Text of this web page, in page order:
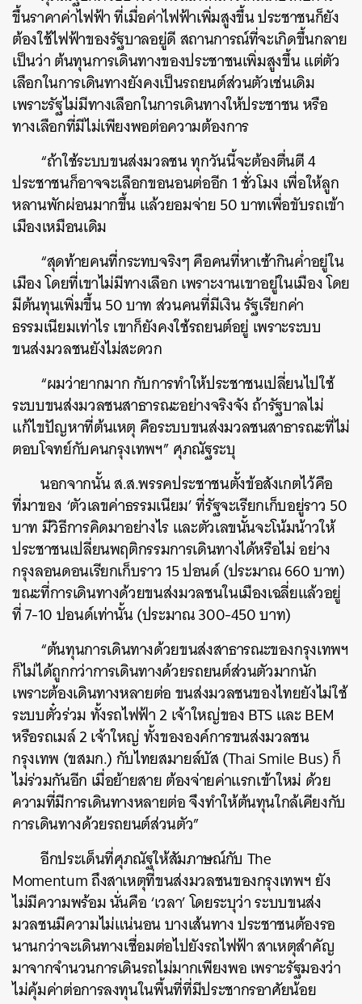
ขึ้นราคาค่าไฟฟ้า ที่เมื่อค่าไฟฟ้าเพิ่มสูงขึ้น ประชาชนก็ยัง
ต้องใช้ไฟฟ้าของรัฐบาลอยู่ดี สถานการณ์ที่จะเกิดขึ้นกลาย
เป็นว่า ต้นทุนการเดินทางของประชาชนเพิ่มสูงขึ้น แต่ตัว
เลือกในการเดินทางยังคงเป็นรถยนต์ส่วนตัวเช่นเดิม
เพราะรัฐไม่มีทางเลือกในการเดินทางให้ประชาชน หรือ
ทางเลือกที่มีไม่เพียงพอต่อความต้องการ
“ถ้าใช้ระบบขนส่งมวลชน ทุกวันนี้จะต้องตื่นตี 4
ประชาชนก็อาจจะเลือกขอนอนต่ออีก 1 ชั่วโมง เพื่อให้ลูก
หลานพักผ่อนมากขึ้น แล้วยอมจ่าย 50 บาทเพื่อขับรถเข้า
เมืองเหมือนเดิม
“สุดท้ายคนที่กระทบจริงๆ คือคนที่หาเช้ากินค่ำอยู่ใน
เมือง โดยที่เขาไม่มีทางเลือก เพราะงานเขาอยู่ในเมือง โดย
มีต้นทุนเพิ่มขึ้น 50 บาท ส่วนคนที่มีเงิน รัฐเรียกค่า
ธรรมเนียมเท่าไร เขาก็ยังคงใช้รถยนต์อยู่ เพราะระบบ
ขนส่งมวลชนยังไม่สะดวก
“ผมว่ายากมาก กับการทำให้ประชาชนเปลี่ยนไปใช้
ระบบขนส่งมวลชนสาธารณะอย่างจริงจัง ถ้ารัฐบาลไม่
แก้ไขปัญหาที่ต้นเหตุ คือระบบขนส่งมวลชนสาธารณะที่ไม่
ตอบโจทย์กับคนกรุงเทพฯ” ศุภณัฐระบุ
นอกจากนั้น ส.ส.พรรคประชาชนตั้งข้อสังเกตไว้คือ
ที่มาของ ‘ตัวเลขค่าธรรมเนียม’ ที่รัฐจะเรียกเก็บอยู่ราว 50
บาท มีวิธีการคิดมาอย่างไร และตัวเลขนั้นจะโน้มน้าวให้
ประชาชนเปลี่ยนพฤติกรรมการเดินทางได้หรือไม่ อย่าง
กรุงลอนดอนเรียกเก็บราว 15 ปอนด์ (ประมาณ 660 บาท)
ขณะที่การเดินทางด้วยขนส่งมวลชนในเมืองเฉลี่ยแล้วอยู่
ที่ 7-10 ปอนด์เท่านั้น (ประมาณ 300-450 บาท)
“ต้นทุนการเดินทางด้วยขนส่งสาธารณะของกรุงเทพฯ
ก็ไม่ได้ถูกกว่าการเดินทางด้วยรถยนต์ส่วนตัวมากนัก
เพราะต้องเดินทางหลายต่อ ขนส่งมวลชนของไทยยังไม่ใช้
ระบบตั๋วร่วม ทั้งรถไฟฟ้า 2 เจ้าใหญ่ของ BTS และ BEM
หรือรถเมล์ 2 เจ้าใหญ่ ทั้งขององค์การขนส่งมวลชน
กรุงเทพ (ขสมก.) กับไทยสมายล์บัส (Thai Smile Bus) ก็
ไม่ร่วมกันอีก เมื่อย้ายสาย ต้องจ่ายค่าแรกเข้าใหม่ ด้วย
ความที่มีการเดินทางหลายต่อ จึงทำให้ต้นทุนใกล้เคียงกับ
การเดินทางด้วยรถยนต์ส่วนตัว”
อีกประเด็นที่ศุภณัฐให้สัมภาษณ์กับ The
Momentum ถึงสาเหตุที่ขนส่งมวลชนของกรุงเทพฯ ยัง
ไม่มีความพร้อม นั่นคือ ‘เวลา’ โดยระบุว่า ระบบขนส่ง
มวลชนมีความไม่แน่นอน บางเส้นทาง ประชาชนต้องรอ
นานกว่าจะเดินทางเชื่อมต่อไปยังรถไฟฟ้า สาเหตุสำคัญ
มาจากจำนวนการเดินรถไม่มากเพียงพอ เพราะรัฐมองว่า
ไม่คุ้มค่าต่อการลงทุนในพื้นที่ที่มีประชากรอาศัยน้อย